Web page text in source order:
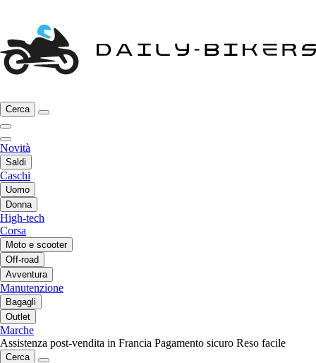
Cerca
Novità
Saldi
Caschi
Uomo
Donna
High-tech
Corsa
Moto e scooter
Off-road
Avventura
Manutenzione
Bagagli
Outlet
Marche
Assistenza post-vendita in Francia Pagamento sicuro Reso facile
Cerca